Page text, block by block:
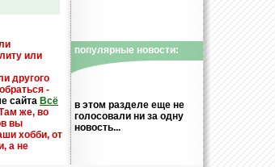
или
другого
-
сайта Всё
же, во
вы
хобби, от
а не
популярные новости:
в этом разделе еще не
голосовали ни за одну
новость...